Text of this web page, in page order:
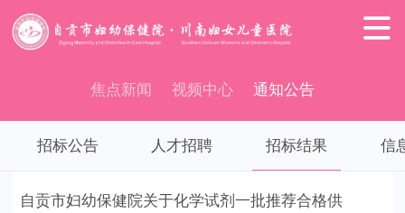

焦点新闻 视频中心 通知公告
招标公告 人才招聘 招标结果 信
自贡市妇幼保健院关于化学试剂一批推荐合格供